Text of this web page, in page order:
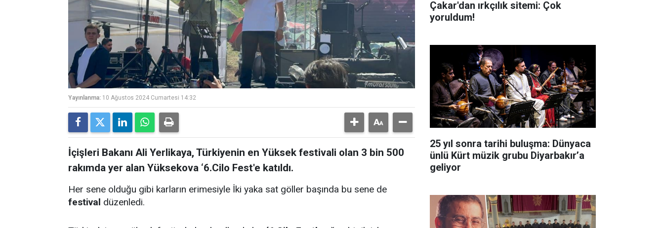
Yayınlanma: 10 Ağustos 2024 Cumartesi 14:32
İçişleri Bakanı Ali Yerlikaya, Türkiyenin en Yüksek festivali olan 3 bin 500
rakımda yer alan Yüksekova ‘6.Cilo Fest'e katıldı.
Her sene olduğu gibi karların erimesiyle İki yaka sat göller başında bu sene de
festival düzenledi.
Çakar'dan ırkçılık sitemi: Çok
yoruldum!
25 yıl sonra tarihi buluşma: Dünyaca
ünlü Kürt müzik grubu Diyarbakır’a
geliyor